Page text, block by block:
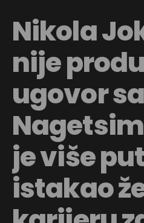
Nikola
nije
ugovor
je više
istakao